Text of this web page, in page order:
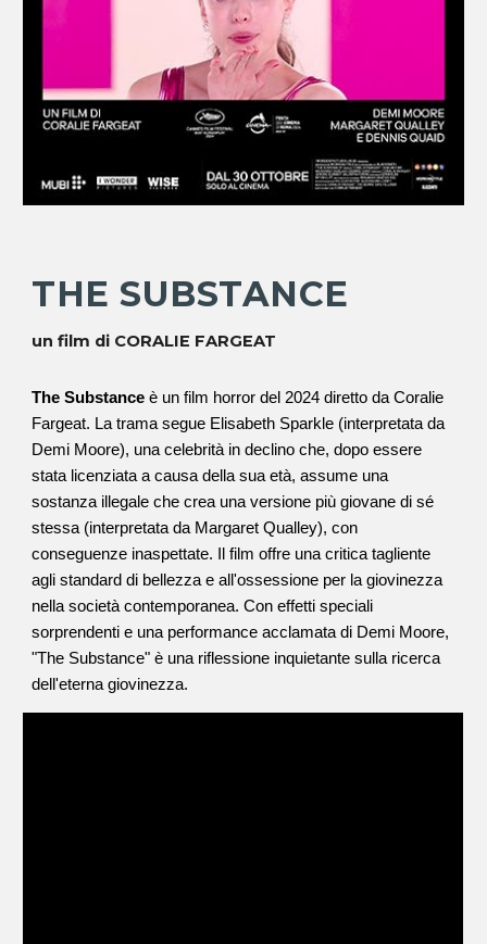
THE SUBSTANCE
un film di CORALIE FARGEAT
The Substance è un film horror del 2024 diretto da Coralie
Fargeat. La trama segue Elisabeth Sparkle (interpretata da
Demi Moore), una celebrità in declino che, dopo essere
stata licenziata a causa della sua età, assume una
sostanza illegale che crea una versione più giovane di sé
stessa (interpretata da Margaret Qualley), con
conseguenze inaspettate. Il film offre una critica tagliente
agli standard di bellezza e all'ossessione per la giovinezza
nella società contemporanea. Con effetti speciali
sorprendenti e una performance acclamata di Demi Moore,
"The Substance" è una riflessione inquietante sulla ricerca
dell'eterna giovinezza.